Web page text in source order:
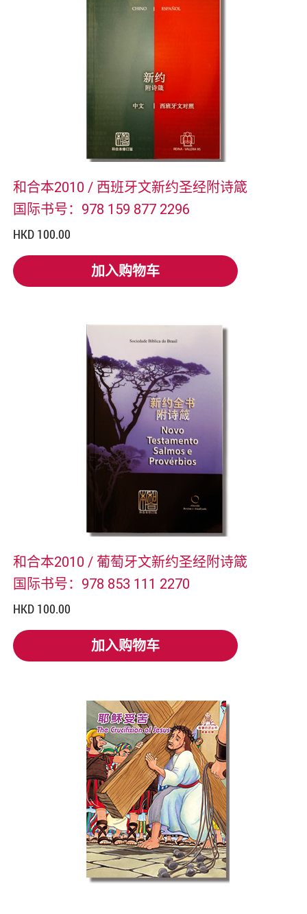
和合本2010 / 西班牙文新约圣经附诗箴
国际书号：978 159 877 2296
HKD 100.00
加入购物车
加入购物车
和合本2010 / 葡萄牙文新约圣经附诗箴
国际书号：978 853 111 2270
HKD 100.00
加入购物车
加入购物车